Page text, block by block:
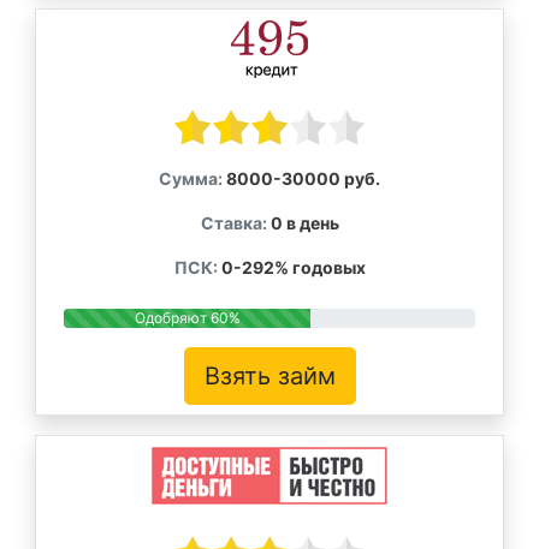
Сумма: 8000-30000 руб.
Ставка: 0 в день
ПСК: 0-292% годовых
Одобряют 60%
Взять займ